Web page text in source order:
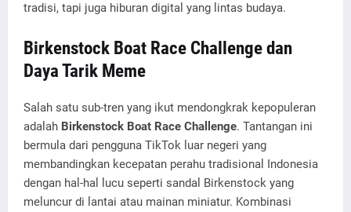
tradisi, tapi juga hiburan digital yang lintas budaya.
Birkenstock Boat Race Challenge dan
Daya Tarik Meme
Salah satu sub-tren yang ikut mendongkrak kepopuleran
adalah Birkenstock Boat Race Challenge. Tantangan ini
bermula dari pengguna TikTok luar negeri yang
membandingkan kecepatan perahu tradisional Indonesia
dengan hal-hal lucu seperti sandal Birkenstock yang
meluncur di lantai atau mainan miniatur. Kombinasi